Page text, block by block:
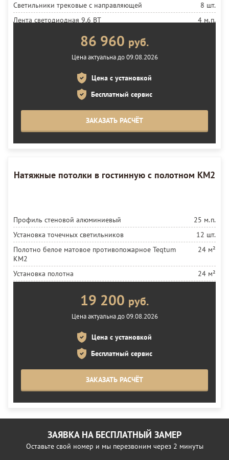
Светильники трековые с направляющей
8 шт.
Лента светодиодная 9,6 ВТ
4 м.п.
86 960 руб.
Цена актуальна до 09.08.2026
Цена с установкой
Бесплатный сервис
ЗАКАЗАТЬ РАСЧЁТ
Натяжные потолки в гостинную с полотном KM2
Профиль стеновой алюминиевый
25 м.п.
Установка точечных светильников
12 шт.
Полотно белое матовое противопожарное Teqtum
KM2
24 м²
Установка полотна 24 м²
19 200 руб.
Цена актуальна до 09.08.2026
Цена с установкой
Бесплатный сервис
ЗАКАЗАТЬ РАСЧЁТ
ЗАЯВКА НА БЕСПЛАТНЫЙ ЗАМЕР
Оставьте свой номер и мы перезвоним через 2 минуты